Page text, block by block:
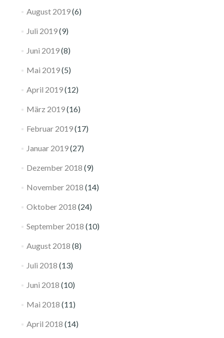
August 2019(6)
Juli 2019(9)
Juni 2019(8)
Mai 2019(5)
April 2019(12)
März 2019(16)
Februar 2019(17)
Januar 2019(27)
Dezember 2018 (9)
November 2018 (14)
Oktober 2018 (24)
September 2018 (10)
August 2018 (8)
Juli 2018 (13)
Juni 2018 (10)
Mai 2018 (11)
April 2018 (14)